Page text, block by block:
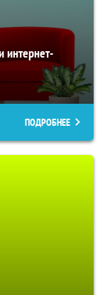
интернет-
ПОДРОБНЕЕ